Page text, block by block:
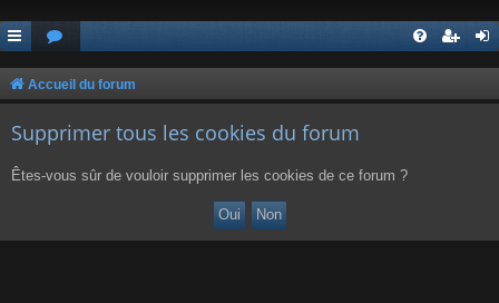
Accueil du forum
Supprimer tous les cookies du forum
Êtes-vous sûr de vouloir supprimer les cookies de ce forum ?